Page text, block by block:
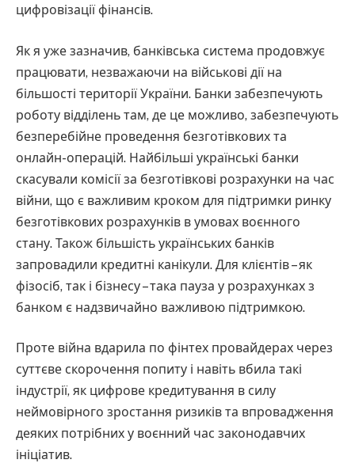
цифровізації фінансів.
Як я уже зазначив, банківська система продовжує
працювати, незважаючи на військові дії на
більшості території України. Банки забезпечують
роботу відділень там, де це можливо, забезпечують
безперебійне проведення безготівкових та
онлайн-операцій. Найбільші українські банки
скасували комісії за безготівкові розрахунки на час
війни, що є важливим кроком для підтримки ринку
безготівкових розрахунків в умовах воєнного
стану. Також більшість українських банків
запровадили кредитні канікули. Для клієнтів – як
фізосіб, так і бізнесу – така пауза у розрахунках з
банком є надзвичайно важливою підтримкою.
Проте війна вдарила по фінтех провайдерах через
суттєве скорочення попиту і навіть вбила такі
індустрії, як цифрове кредитування в силу
неймовірного зростання ризиків та впровадження
деяких потрібних у воєнний час законодавчих
ініціатив.